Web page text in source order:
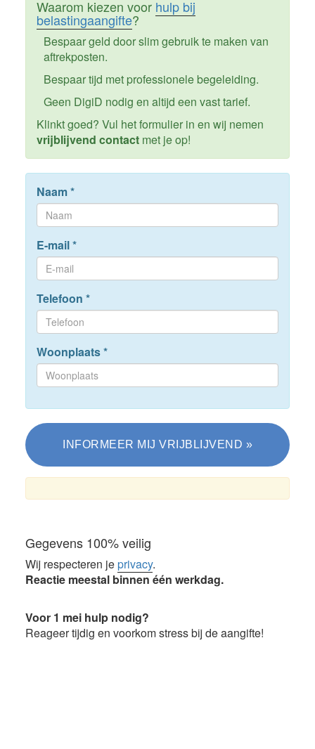
Waarom kiezen voor hulp bij
belastingaangifte?
Bespaar geld door slim gebruik te maken van
aftrekposten.
Bespaar tijd met professionele begeleiding.
Geen DigiD nodig en altijd een vast tarief.
Klinkt goed? Vul het formulier in en wij nemen
vrijblijvend contactmet je op!
Naam*
E-mail*
Telefoon *
Woonplaats*
Gegevens 100% veilig
Wij respecteren jeprivacy.
Reactie meestal binnen één werkdag.
Voor 1 mei hulp nodig?
Reageer tijdig en voorkom stress bij de aangifte!